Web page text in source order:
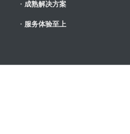
· 成熟解决方案
· 服务体验至上